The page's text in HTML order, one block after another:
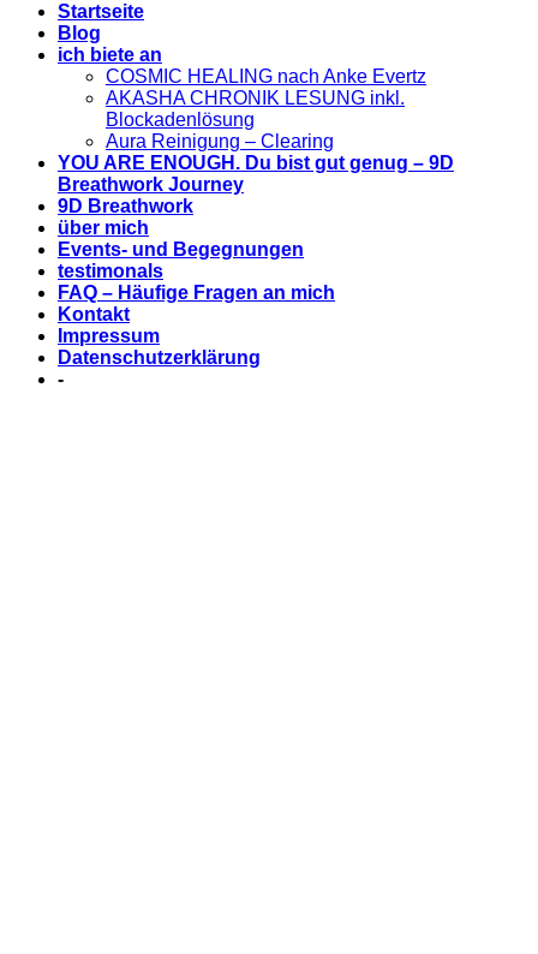
Startseite
Blog
ich biete an
COSMIC HEALING nach Anke Evertz
AKASHA CHRONIK LESUNG inkl.
Blockadenlösung
Aura Reinigung – Clearing
YOU ARE ENOUGH. Du bist gut genug – 9D
Breathwork Journey
9D Breathwork
über mich
Events- und Begegnungen
testimonals
FAQ – Häufige Fragen an mich
Kontakt
Impressum
Datenschutzerklärung
-